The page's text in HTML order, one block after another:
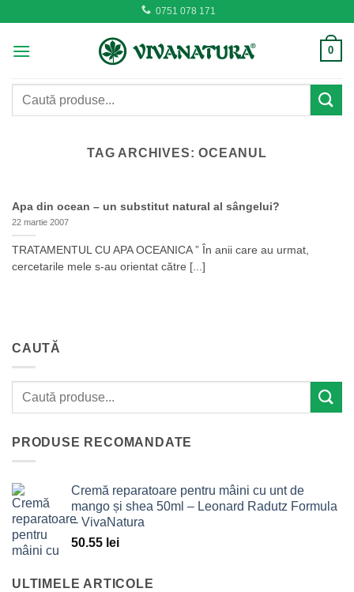
content
0751 078 171
0
Caută
TAG ARCHIVES:OCEANUL
Apa din ocean – un substitut natural al sângelui?
22 martie 2007
TRATAMENTUL CU APA OCEANICA ” În anii care au urmat,
cercetarile mele s-au orientat către [...]
CAUTĂ
PRODUSE RECOMANDATE
Cremă reparatoare pentru mâini cu unt de
mango și shea 50ml – Leonard Radutz Formula
– VivaNatura
50.55 lei
ULTIMELE ARTICOLE